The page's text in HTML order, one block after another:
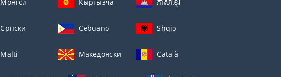
Монгол Кыргызча ភាសាខ្មែរ
Српски Cebuano Shqip
Malti Македонски Català